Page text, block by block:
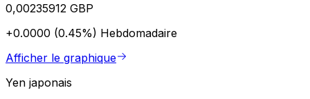
0,00235912 GBP
+0.0000 (0.45%) Hebdomadaire
Afficher le graphique
Yen japonais